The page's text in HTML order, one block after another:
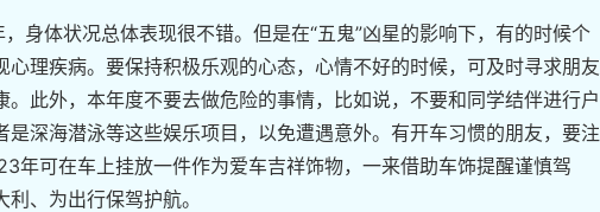
身体状况总体表现很不错。但是在“五鬼”凶星的影响下，有的时候个
心理疾病。要保持积极乐观的心态，心情不好的时候，可及时寻求朋友
。此外，本年度不要去做危险的事情，比如说，不要和同学结伴进行户
深海潜泳等这些娱乐项目，以免遭遇意外。有开车习惯的朋友，要注
年可在车上挂放一件作为爱车吉祥饰物，一来借助车饰提醒谨慎驾
、为出行保驾护航。